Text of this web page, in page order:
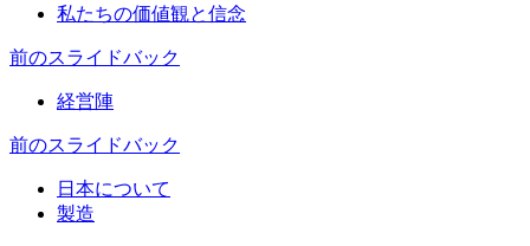
私たちの価値観と信念
前のスライドバック
経営陣
前のスライドバック
日本について
製造